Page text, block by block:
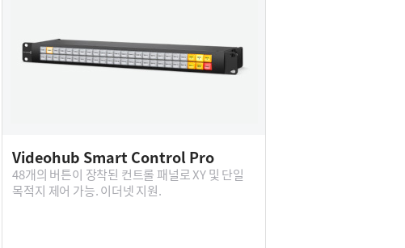
Videohub Smart Control Pro
48개의 버튼이 장착된 컨트롤 패널로 XY 및 단일
목적지 제어 가능. 이더넷 지원.